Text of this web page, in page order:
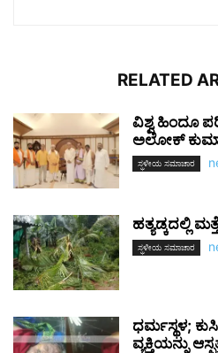
RELATED
ವಿಶ್ವ ಹಿಂದೂ
ಅಲೋಕ್
ಸ್ಥಳೀಯ ಸಮಾಚಾರ
ಹತ್ಯಡ್ಕದಲ್ಲಿ
ಸ್ಥಳೀಯ ಸಮಾಚಾರ
ಧರ್ಮಸ್ಥಳ;
ವ್ಯಕ್ತಿಯನ್ನು